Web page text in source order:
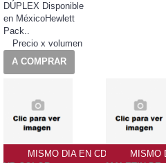
DÚPLEX Disponible
en MéxicoHewlett
Pack..
Precio x volumen
A COMPRAR
MISMO DIA EN CDMX
MISMO